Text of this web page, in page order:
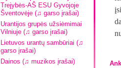
Trejybės-AŠ ESU Gyvojoje
Šventovėje (♫ garso įrašai)
Urantijos grupės užsiėmimai
Vilniuje (♫ garso įrašai)
Lietuvos urantų sambūriai (♫
garso įrašai)
Dainos (♫ muzikos įrašai)